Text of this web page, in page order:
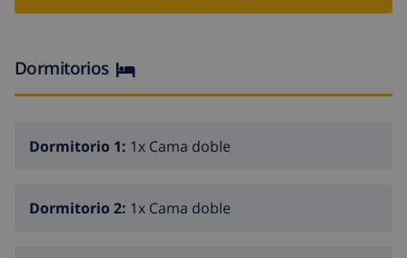
Dormitorios
Dormitorio 1: 1x Cama doble
Dormitorio 2: 1x Cama doble